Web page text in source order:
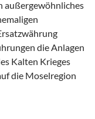
außergewöhnliches
die Anlagen
Kalten Krieges
die Moselregion